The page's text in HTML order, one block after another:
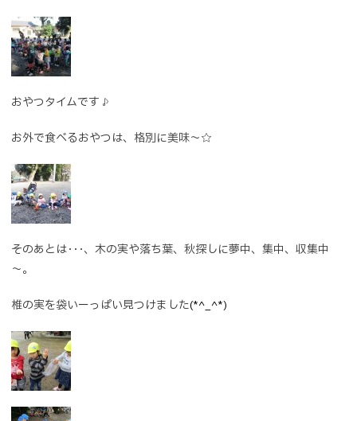
おやつタイムです♪
お外で食べるおやつは、格別に美味～☆
そのあとは･･･、木の実や落ち葉、秋探しに夢中、集中、収集中
～。
椎の実を袋いーっぱい見つけました(*^_^*)